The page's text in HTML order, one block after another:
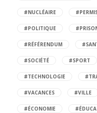
#NUCLÉAIRE
#POLITIQUE
#RÉFÉRENDUM
#SOCIÉTÉ #SPORT
#TECHNOLOGIE
#VACANCES #VILLE
#ÉCONOMIE